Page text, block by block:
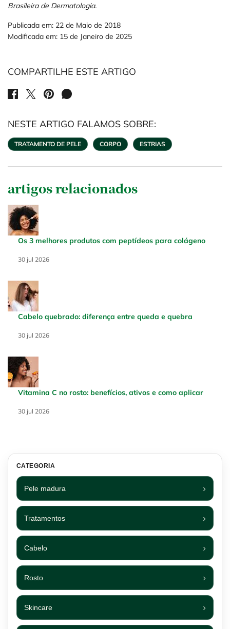
Brasileira de Dermatologia.
Publicada em: 22 de Maio de 2018
Modificada em: 15 de Janeiro de 2025
COMPARTILHE ESTE ARTIGO
SHARE ON FACEBOOK
SHARE ON TWITTER
SHARE ON PINTEREST
SHARE ON WHATSAPP
NESTE ARTIGO FALAMOS SOBRE:
TRATAMENTO DE PELE CORPO ESTRIAS
artigos relacionados
Os 3 melhores produtos com peptídeos para colágeno
Creation Date:
30 jul 2026
Update Date:
Cabelo quebrado: diferença entre queda e quebra
Creation Date:
30 jul 2026
Update Date:
Vitamina C no rosto: benefícios, ativos e como aplicar
Creation Date:
30 jul 2026
Update Date:
CATEGORIA
Pele madura
Tratamentos
Cabelo
Rosto
Skincare